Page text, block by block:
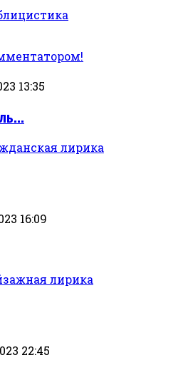
13:35
лирика
16:09
лирика
22:45